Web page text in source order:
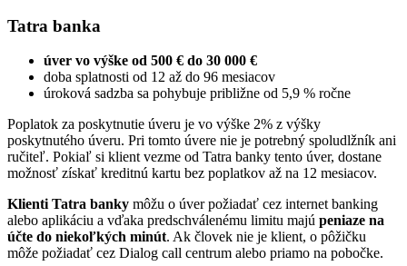
Tatra banka
úver vo výške od 500 € do 30 000 €
doba splatnosti od 12 až do 96 mesiacov
úroková sadzba sa pohybuje približne od 5,9 % ročne
Poplatok za poskytnutie úveru je vo výške 2% z výšky
poskytnutého úveru. Pri tomto úvere nie je potrebný spoludlžník ani
ručiteľ. Pokiaľ si klient vezme od Tatra banky tento úver, dostane
možnosť získať kreditnú kartu bez poplatkov až na 12 mesiacov.
Klienti Tatra banky môžu o úver požiadať cez internet banking
alebo aplikáciu a vďaka predschválenému limitu majú peniaze na
účte do niekoľkých minút. Ak človek nie je klient, o pôžičku
môže požiadať cez Dialog call centrum alebo priamo na pobočke.